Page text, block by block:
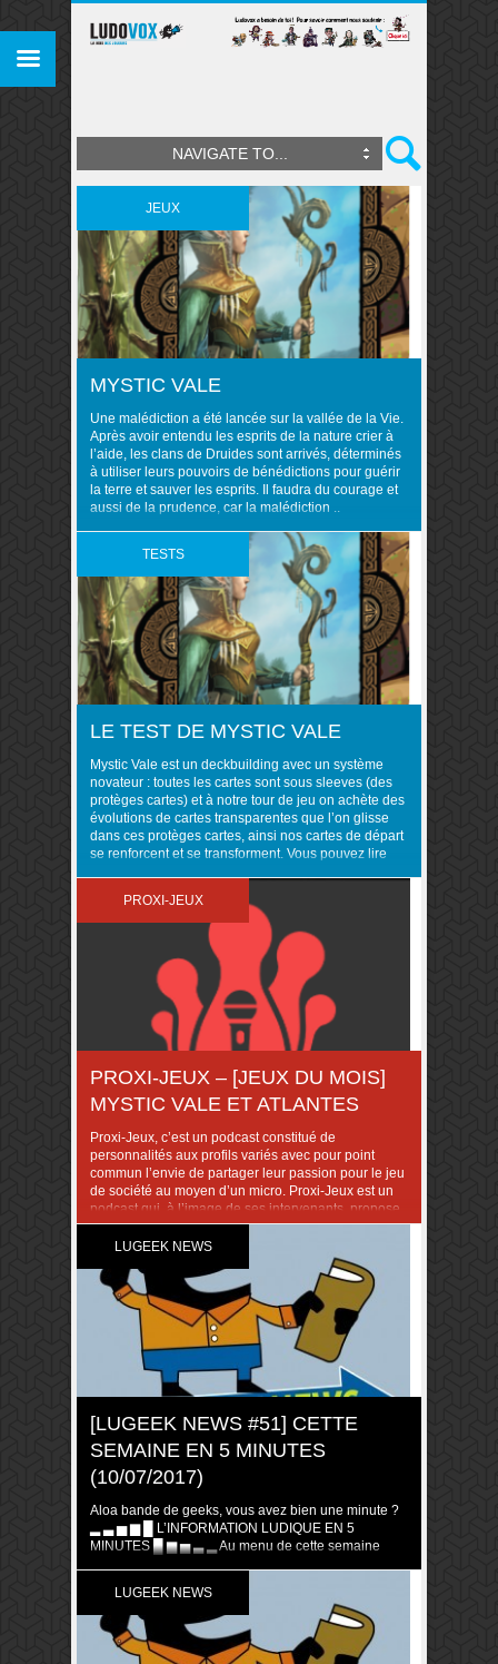
NAVIGATE TO...
JEUX
MYSTIC VALE
Une malédiction a été lancée sur la vallée de la Vie.
Après avoir entendu les esprits de la nature crier à
l’aide, les clans de Druides sont arrivés, déterminés
à utiliser leurs pouvoirs de bénédictions pour guérir
la terre et sauver les esprits. Il faudra du courage et
aussi de la prudence, car la malédiction ..
TESTS
LE TEST DE MYSTIC VALE
Mystic Vale est un deckbuilding avec un système
novateur : toutes les cartes sont sous sleeves (des
protèges cartes) et à notre tour de jeu on achète des
évolutions de cartes transparentes que l’on glisse
dans ces protèges cartes, ainsi nos cartes de départ
se renforcent et se transforment. Vous pouvez lire
PROXI-JEUX
PROXI-JEUX – [JEUX DU MOIS]
MYSTIC VALE ET ATLANTES
Proxi-Jeux, c’est un podcast constitué de
personnalités aux profils variés avec pour point
commun l’envie de partager leur passion pour le jeu
de société au moyen d’un micro. Proxi-Jeux est un
podcast qui, à l’image de ses intervenants, propose
une grande variété de sujets abordés sous des
angles tout aussi variés. Ce mois-
ci, Fendoel et Cyrus vous présentent les […]
LUGEEK NEWS
[LUGEEK NEWS #51] CETTE
SEMAINE EN 5 MINUTES
(10/07/2017)
Aloa bande de geeks, vous avez bien une minute ?
▂ ▃ ▅ ▆ █ L’INFORMATION LUDIQUE EN 5
MINUTES █ ▆ ▅ ▃ ▂ Au menu de cette semaine
moment Faut-il laisser gagner les enfants ? Côté
Annonces […]
LUGEEK NEWS